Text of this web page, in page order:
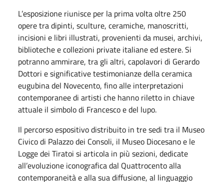
L’esposizione riunisce per la prima volta oltre 250
opere tra dipinti, sculture, ceramiche, manoscritti,
incisioni e libri illustrati, provenienti da musei, archivi,
biblioteche e collezioni private italiane ed estere. Si
potranno ammirare, tra gli altri, capolavori di Gerardo
Dottori e significative testimonianze della ceramica
eugubina del Novecento, fino alle interpretazioni
contemporanee di artisti che hanno riletto in chiave
attuale il simbolo di Francesco e del lupo.
Il percorso espositivo distribuito in tre sedi tra il Museo
Civico di Palazzo dei Consoli, il Museo Diocesano e le
Logge dei Tiratoi si articola in più sezioni, dedicate
all’evoluzione iconografica dal Quattrocento alla
contemporaneità e alla sua diffusione, al linguaggio